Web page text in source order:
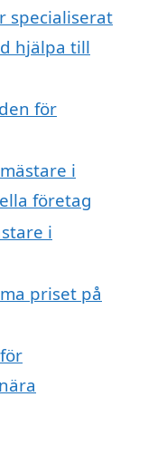
specialiserat
hjälpa till
för
i
företag
i
priset på